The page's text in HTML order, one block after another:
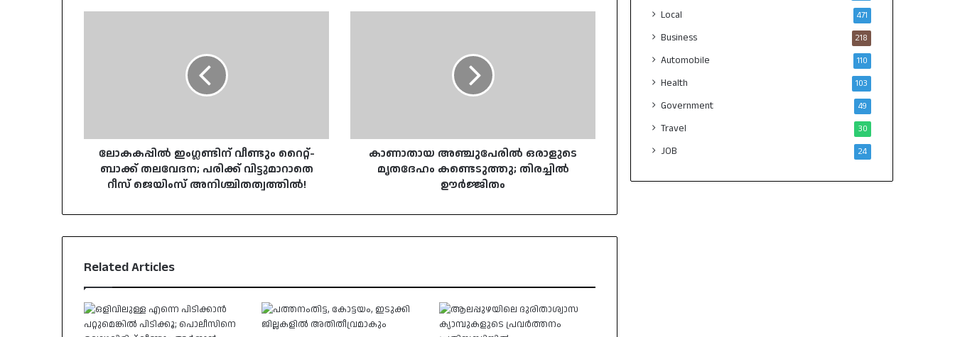
റീസ്
ജെയിംസ്
അനിശ്ചിതത്വത്തിൽ!
ലോകകപ്പിൽ ഇംഗ്ലണ്ടിന് വീണ്ടും റൈറ്റ്-
ബാക്ക് തലവേദന; പരിക്ക് വിട്ടുമാറാതെ
റീസ് ജെയിംസ് അനിശ്ചിതത്വത്തിൽ!
കാണാതായ അഞ്ചുപേരിൽ ഒരാളുടെ
മൃതദേഹം കണ്ടെടുത്തു; തിരച്ചിൽ
ഊർജ്ജിതം
Related Articles
Local 471
Business 218
Automobile 110
Health 103
Government 49
Travel 30
JOB 24